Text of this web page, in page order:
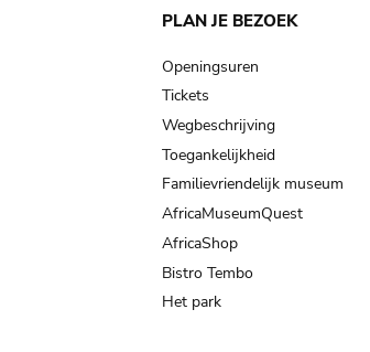
Main
navigation
PLAN JE BEZOEK
Openingsuren
Tickets
Wegbeschrijving
Toegankelijkheid
Familievriendelijk museum
AfricaMuseumQuest
AfricaShop
Bistro Tembo
Het park